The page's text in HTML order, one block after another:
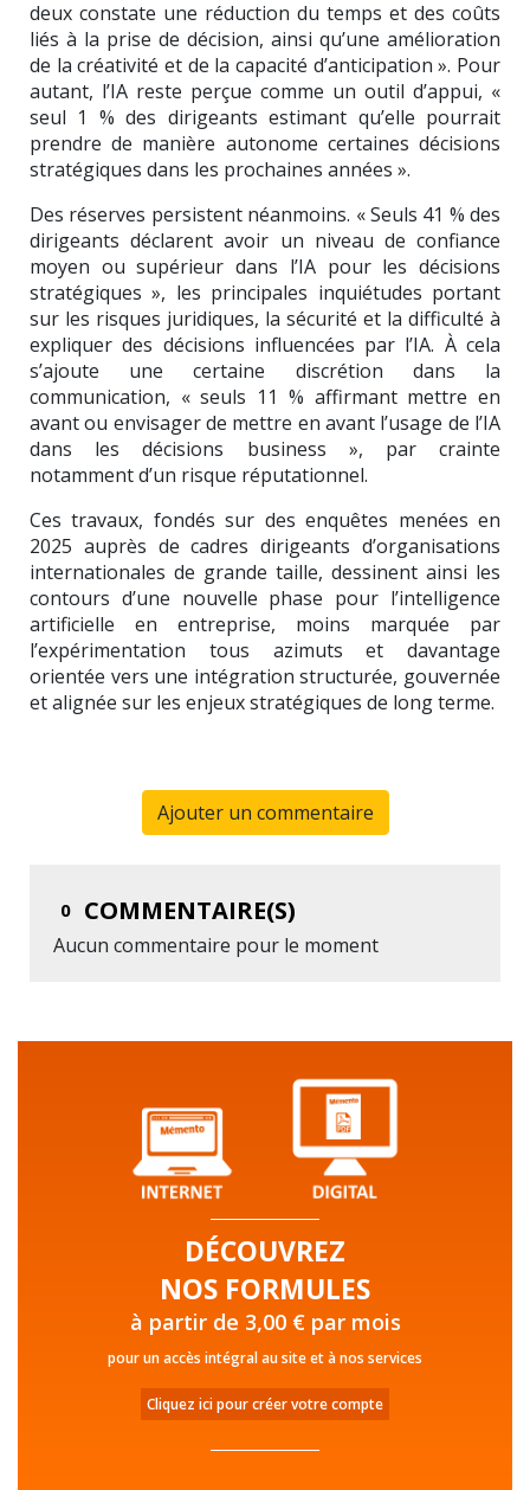
deux constate une réduction du temps et des coûts
liés à la prise de décision, ainsi qu’une amélioration
de la créativité et de la capacité d’anticipation ». Pour
autant, l’IA reste perçue comme un outil d’appui, «
seul 1 % des dirigeants estimant qu’elle pourrait
prendre de manière autonome certaines décisions
stratégiques dans les prochaines années ».
Des réserves persistent néanmoins. « Seuls 41 % des
dirigeants déclarent avoir un niveau de confiance
moyen ou supérieur dans l’IA pour les décisions
stratégiques », les principales inquiétudes portant
sur les risques juridiques, la sécurité et la difficulté à
expliquer des décisions influencées par l’IA. À cela
s’ajoute une certaine discrétion dans la
communication, « seuls 11 % affirmant mettre en
avant ou envisager de mettre en avant l’usage de l’IA
dans les décisions business », par crainte
notamment d’un risque réputationnel.
Ces travaux, fondés sur des enquêtes menées en
2025 auprès de cadres dirigeants d’organisations
internationales de grande taille, dessinent ainsi les
contours d’une nouvelle phase pour l’intelligence
artificielle en entreprise, moins marquée par
l’expérimentation tous azimuts et davantage
orientée vers une intégration structurée, gouvernée
et alignée sur les enjeux stratégiques de long terme.
Ajouter un commentaire
0 COMMENTAIRE(S)
Aucun commentaire pour le moment
DÉCOUVREZ
NOS FORMULES
à partir de 3,00 € par mois
pour un accès intégral au site et à nos services
Cliquez ici pour créer votre compte